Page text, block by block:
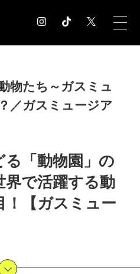
コラム記事
美術館情報
らせ
お問合せ
物たち～ガスミュ
／ガスミュージア
「動物園」の
界で活躍する動
！【ガスミュー